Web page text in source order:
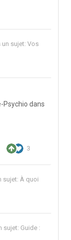
sujet: Vos
Psychio dans
3
sujet: À quoi
sujet: Guide :